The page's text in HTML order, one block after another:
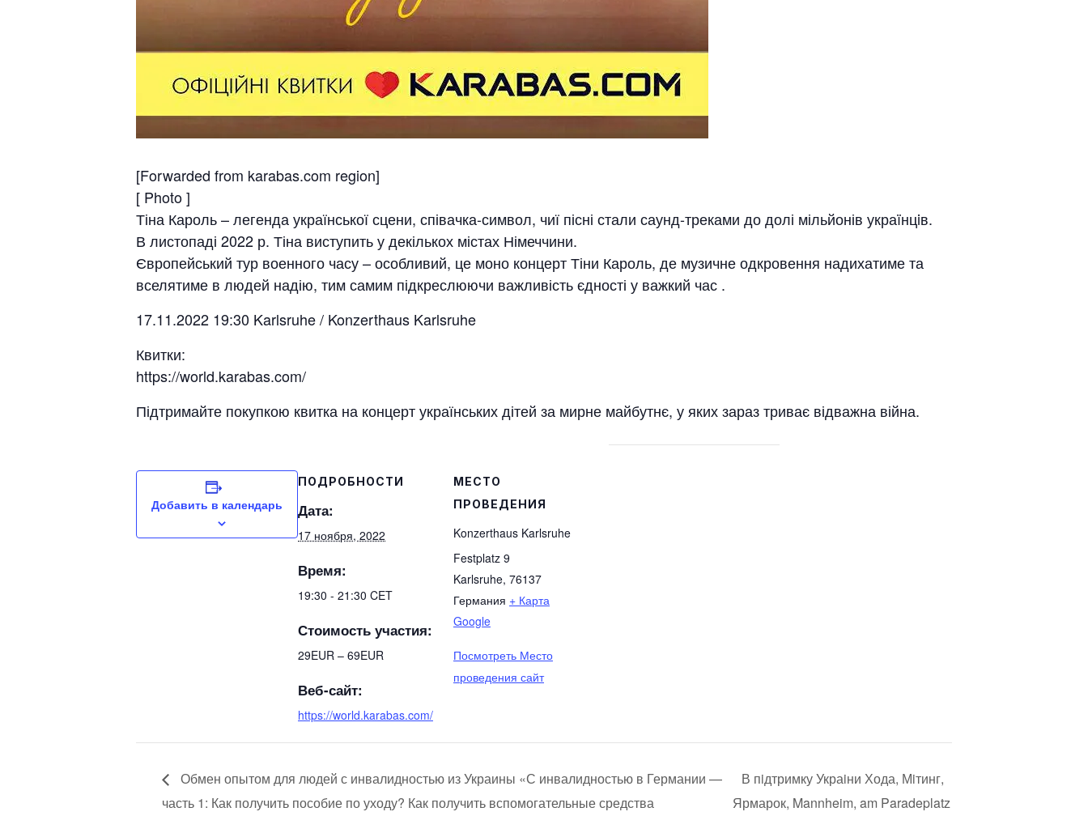
[Forwarded from karabas.com region]
[ Photo ]
Тіна Кароль – легенда української сцени, співачка-символ, чиї пісні стали саунд-треками до долі мільйонів украïнцiв.
В листопаді 2022 р. Тіна виступить у декількох містах Німеччини.
Європейський тур военного часу – особливий, це моно концерт Тіни Кароль, де музичне одкровення надихатиме та
вселятиме в людей надію, тим самим підкреслюючи важливість єдності у важкий час .
17.11.2022 19:30 Karlsruhe / Konzerthaus Karlsruhe
Квитки:
https://world.karabas.com/
Підтримайте покупкою квитка на концерт українських дітей за мирне майбутнє, у яких зараз триває відважна війна.
Добавить в календарь
ПОДРОБНОСТИ
Дата:
17 ноября, 2022
Время:
19:30 - 21:30 CET
Стоимость участия:
29EUR – 69EUR
Веб-сайт:
https://world.karabas.com/
МЕСТО
ПРОВЕДЕНИЯ
Konzerthaus Karlsruhe
Festplatz 9
Karlsruhe, 76137
Германия + Карта
Google
Посмотреть Место
проведения сайт
Обмен опытом для людей с инвалидностью из Украины «С инвалидностью в Германии —
часть 1: Как получить пособие по уходу? Как получить вспомогательные средства
В пiдтримку Украiни Хода, Мiтинг,
Ярмарок, Mannheim, am Paradeplatz